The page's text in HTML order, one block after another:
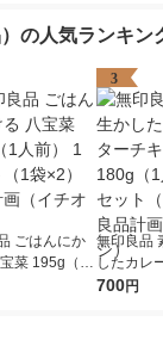
の人気ランキン
ごはんにか
菜 195g（1
セット（1袋×
3
無印良品
したカレ
キン 180g
700円